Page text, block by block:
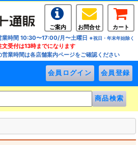
ご案内 お問合せ
カート
業時間 10:30〜17:00/月〜土曜日 ※祝日・年末年始除く
文受付は13時までになります
営業時間は各店舗案内ページをご確認ください